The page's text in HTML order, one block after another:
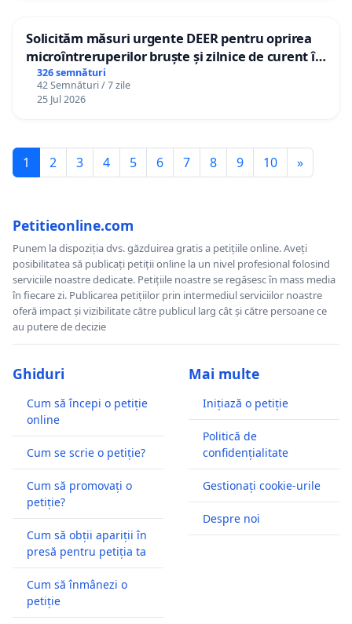
Solicităm măsuri urgente DEER pentru oprirea
microîntreruperilor bruște și zilnice de curent în
Sâncraiu de Mureș și Nazna
326 semnături
42 Semnături / 7 zile
25 Jul 2026
1 2 3 4 5 6 7 8 9 10 »
Petitieonline.com
Punem la dispoziția dvs. găzduirea gratis a petițiile online. Aveți
posibilitatea să publicați petiții online la un nivel profesional folosind
serviciile noastre dedicate. Petițiile noastre se regăsesc în mass media
în fiecare zi. Publicarea petițiilor prin intermediul serviciilor noastre
oferă impact și vizibilitate către publicul larg cât și către persoane ce
au putere de decizie
Ghiduri
Cum să începi o petiție
online
Cum se scrie o petiție?
Cum să promovați o
petiție?
Cum să obții apariții în
presă pentru petiția ta
Cum să înmânezi o
petiție
Mai multe
Inițiază o petiție
Politică de
confidențialitate
Gestionați cookie-urile
Despre noi